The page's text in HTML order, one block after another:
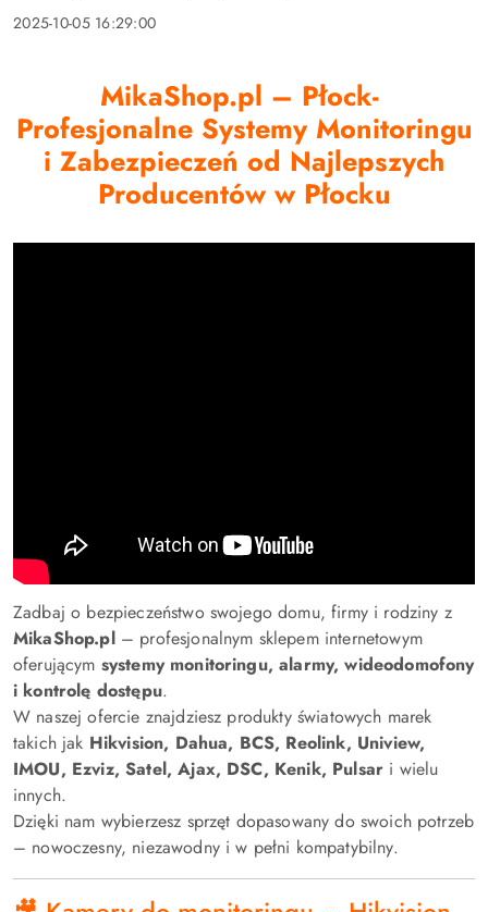
2025-10-05 16:29:00
MikaShop.pl – Płock-
Profesjonalne Systemy Monitoringu
i Zabezpieczeń od Najlepszych
Producentów w Płocku
Zadbaj o bezpieczeństwo swojego domu, firmy i rodziny z
MikaShop.pl– profesjonalnym sklepem internetowym
oferującym systemy monitoringu, alarmy, wideodomofony
i kontrolę dostępu.
W naszej ofercie znajdziesz produkty światowych marek
takich jak Hikvision, Dahua, BCS, Reolink, Uniview,
IMOU, Ezviz, Satel, Ajax, DSC, Kenik, Pulsar i wielu
innych.
Dzięki nam wybierzesz sprzęt dopasowany do swoich potrzeb
– nowoczesny, niezawodny i w pełni kompatybilny.